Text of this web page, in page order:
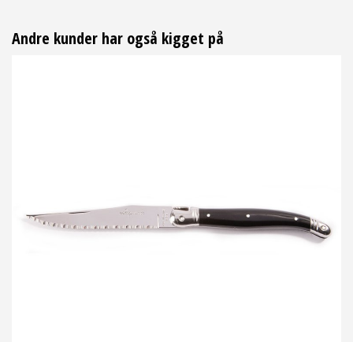
Andre kunder har også kigget på